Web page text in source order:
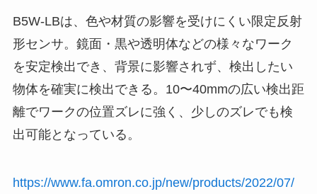
B5W-LBは、色や材質の影響を受けにくい限定反射
形センサ。鏡面・黒や透明体などの様々なワーク
を安定検出でき、背景に影響されず、検出したい
物体を確実に検出できる。10〜40mmの広い検出距
離でワークの位置ズレに強く、少しのズレでも検
出可能となっている。
https://www.fa.omron.co.jp/new/products/2022/07/